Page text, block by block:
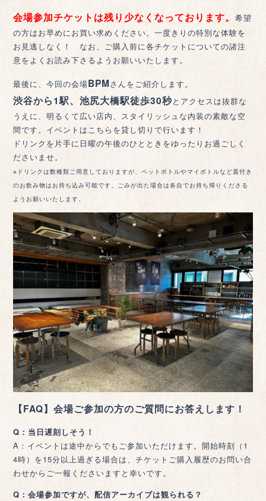
会場参加チケットは残り少なくなっております。希望
の方はお早めにお買い求めください。一度きりの特別な体験を
お見逃しなく！ なお、ご購入前に各チケットについての諸注
意をよくお読み下さるようお願いいたします。
最後に、今回の会場BPMさんをご紹介します。
渋谷から1駅、池尻大橋駅徒歩30秒とアクセスは抜群な
うえに、明るくて広い店内、スタイリッシュな内装の素敵な空
間です。イベントはこちらを貸し切りで行います！
ドリンクを片手に日曜の午後のひとときをゆったりお過ごしく
ださいませ。
※ドリンクは数種類ご用意しておりますが、ペットボトルやマイボトルなど蓋付き
のお飲み物はお持ち込み可能です。ごみが出た場合は各自でお持ち帰りくださる
ようお願いいたします。
【FAQ】会場ご参加の方のご質問にお答えします！
Q：当日遅刻しそう！
A：イベントは途中からでもご参加いただけます。開始時刻（1
4時）を15分以上過ぎる場合は、チケットご購入履歴のお問い合
わせからご一報くださいますと幸いです。
Q：会場参加ですが、配信アーカイブは観られる？